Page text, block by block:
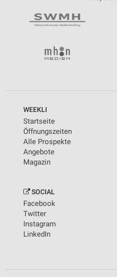
WEEKLI
Startseite
Öffnungszeiten
Alle Prospekte
Angebote
Magazin
SOCIAL
Facebook
Twitter
Instagram
LinkedIn